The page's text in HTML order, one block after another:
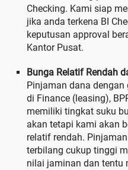
Checking. Kami siap
jika anda terkena BI
keputusan approval
Kantor Pusat.
Bunga Relatif Rendah
Pinjaman dana
di Finance (leasing),
memiliki tingkat suku
akan tetapi kami akan
relatif rendah.
terbilang cukup tinggi
nilai jaminan dan tentu